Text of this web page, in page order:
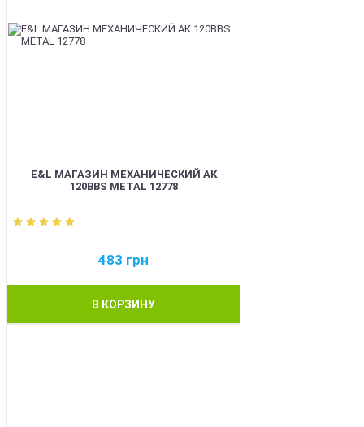
E&L МАГАЗИН МЕХАНИЧЕСКИЙ АК
120BBS METAL 12778
483 грн
В КОРЗИНУ